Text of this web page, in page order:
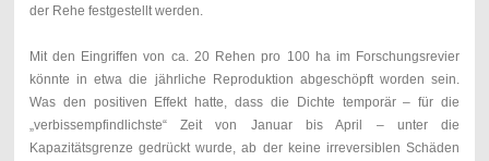
der Rehe festgestellt werden.
Mit den Eingriffen von ca. 20 Rehen pro 100 ha im Forschungsrevier
könnte in etwa die jährliche Reproduktion abgeschöpft worden sein.
Was den positiven Effekt hatte, dass die Dichte temporär – für die
„verbissempfindlichste“ Zeit von Januar bis April – unter die
Kapazitätsgrenze gedrückt wurde, ab der keine irreversiblen Schäden